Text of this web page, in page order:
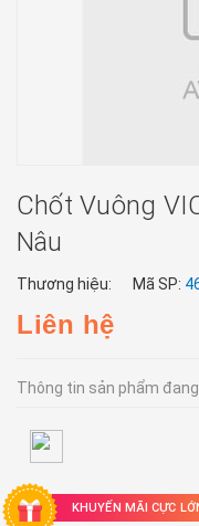
Chốt Vuông
Nâu
Thương hiệu: Mã SP:
Liên hệ
Thông tin sản phẩm
KHUYẾN MÃI CỰC